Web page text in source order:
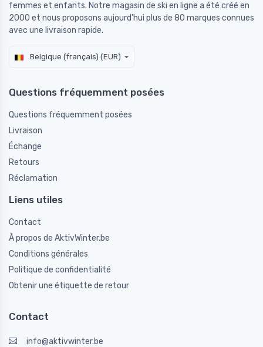
femmes et enfants. Notre magasin de ski en ligne a été créé en
2000 et nous proposons aujourd'hui plus de 80 marques connues
avec une livraison rapide.
Belgique (français) (EUR)
Questions fréquemment posées
Questions fréquemment posées
Livraison
Échange
Retours
Réclamation
Liens utiles
Contact
À propos de AktivWinter.be
Conditions générales
Politique de confidentialité
Obtenir une étiquette de retour
Contact
info@aktivwinter.be